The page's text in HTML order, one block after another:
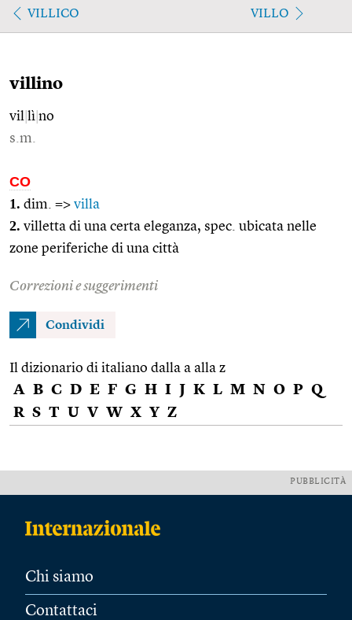
VILLICO VILLO
villino
vil lì no
s.m.
CO
1. dim. => villa
2. villetta di una certa eleganza, spec. ubicata nelle
zone periferiche di una città
Correzioni e suggerimenti
Condividi
Il dizionario di italiano dalla a alla z
A B C D E F G H I J K L M N O P Q
R S T U V W X Y Z
PUBBLICITÀ
Chi siamo
Contattaci